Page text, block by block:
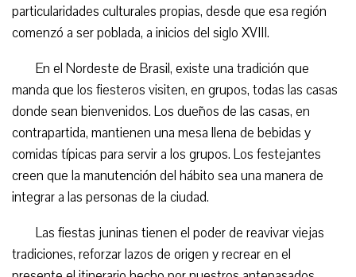
particularidades culturales propias, desde que esa región
comenzó a ser poblada, a inicios del siglo XVIII.
En el Nordeste de Brasil, existe una tradición que
manda que los fiesteros visiten, en grupos, todas las casas
donde sean bienvenidos. Los dueños de las casas, en
contrapartida, mantienen una mesa llena de bebidas y
comidas típicas para servir a los grupos. Los festejantes
creen que la manutención del hábito sea una manera de
integrar a las personas de la ciudad.
Las fiestas juninas tienen el poder de reavivar viejas
tradiciones, reforzar lazos de origen y recrear en el